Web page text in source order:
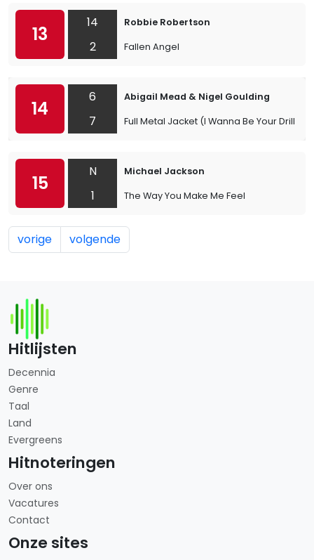
13
14
2
Robbie Robertson
Fallen Angel
14
6
7
Abigail Mead & Nigel Goulding
Full Metal Jacket (I Wanna Be Your Drill
15
N
1
Michael Jackson
The Way You Make Me Feel
vorige volgende
Hitlijsten
Decennia
Genre
Taal
Land
Evergreens
Hitnoteringen
Over ons
Vacatures
Contact
Onze sites